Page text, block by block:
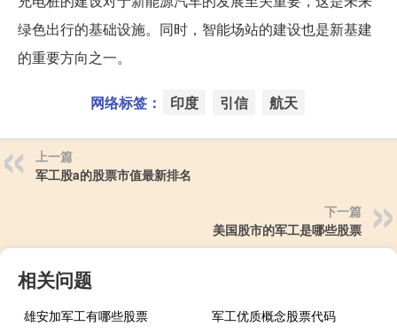
绿色出行的基础设施。同时，智能场站的建设也是新基建
的重要方向之一。
网络标签： 印度 引信 航天
上一篇
军工股a的股票市值最新排名
下一篇
美国股市的军工是哪些股票
相关问题
雄安加军工有哪些股票
军工优质概念股票代码